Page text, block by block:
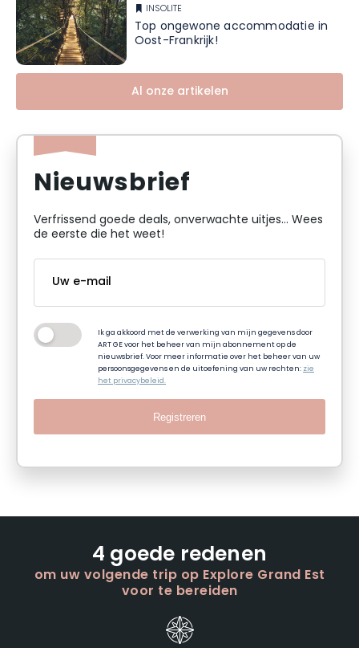
INSOLITE
Top ongewone accommodatie in
Oost-Frankrijk!
Al onze artikelen
Nieuwsbrief
Verfrissend goede deals, onverwachte uitjes... Wees
de eerste die het weet!
Ik ga akkoord met de verwerking van mijn gegevens door
ART GE voor het beheer van mijn abonnement op de
nieuwsbrief. Voor meer informatie over het beheer van uw
persoonsgegevens en de uitoefening van uw rechten:zie
het privacybeleid.
Registreren
4 goede redenen
om uw volgende trip op Explore Grand Est
voor te bereiden